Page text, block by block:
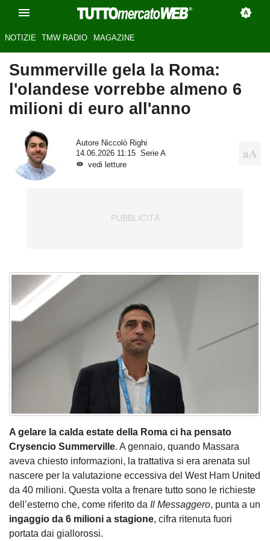
NOTIZIE TMW RADIO MAGAZINE
Summerville gela la Roma:
l'olandese vorrebbe almeno 6
milioni di euro all'anno
Autore Niccolò Righi
14.06.2026 11:15
Serie A
vedi letture
A gelare la calda estate della Roma ci ha pensato
Crysencio Summerville. A gennaio, quando Massara
aveva chiesto informazioni, la trattativa si era arenata sul
nascere per la valutazione eccessiva del West Ham United
da 40 milioni. Questa volta a frenare tutto sono le richieste
dell’esterno che, come riferito da Il Messaggero, punta a un
ingaggio da 6 milioni a stagione, cifra ritenuta fuori
portata dai giallorossi.